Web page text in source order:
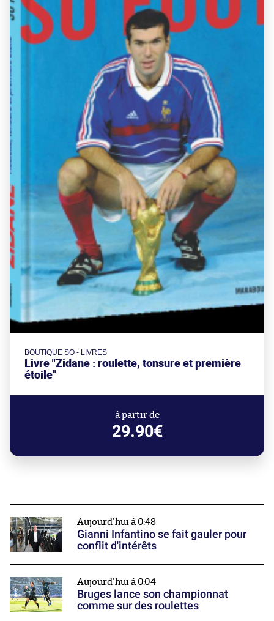
BOUTIQUE SO - LIVRES
Livre "Zidane : roulette, tonsure et première
étoile"
à partir de
29.90€
Aujourd'hui à 0:48
Gianni Infantino se fait gauler pour
conflit d'intérêts
Aujourd'hui à 0:04
Bruges lance son championnat
comme sur des roulettes